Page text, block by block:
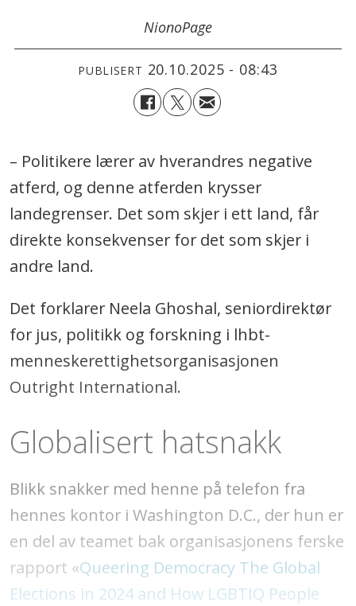
NionoPage
PUBLISERT 20.10.2025 - 08:43
– Politikere lærer av hverandres negative
atferd, og denne atferden krysser
landegrenser. Det som skjer i ett land, får
direkte konsekvenser for det som skjer i
andre land.
Det forklarer Neela Ghoshal, seniordirektør
for jus, politikk og forskning i lhbt-
menneskerettighetsorganisasjonen
Outright International.
Globalisert hatsnakk
Blikk snakker med henne på telefon fra
hennes kontor i Washington D.C., der hun er
en del av teamet bak organisasjonens ferske
rapport «Queering Democracy The Global
Elections in 2024 and How LGBTIQ People